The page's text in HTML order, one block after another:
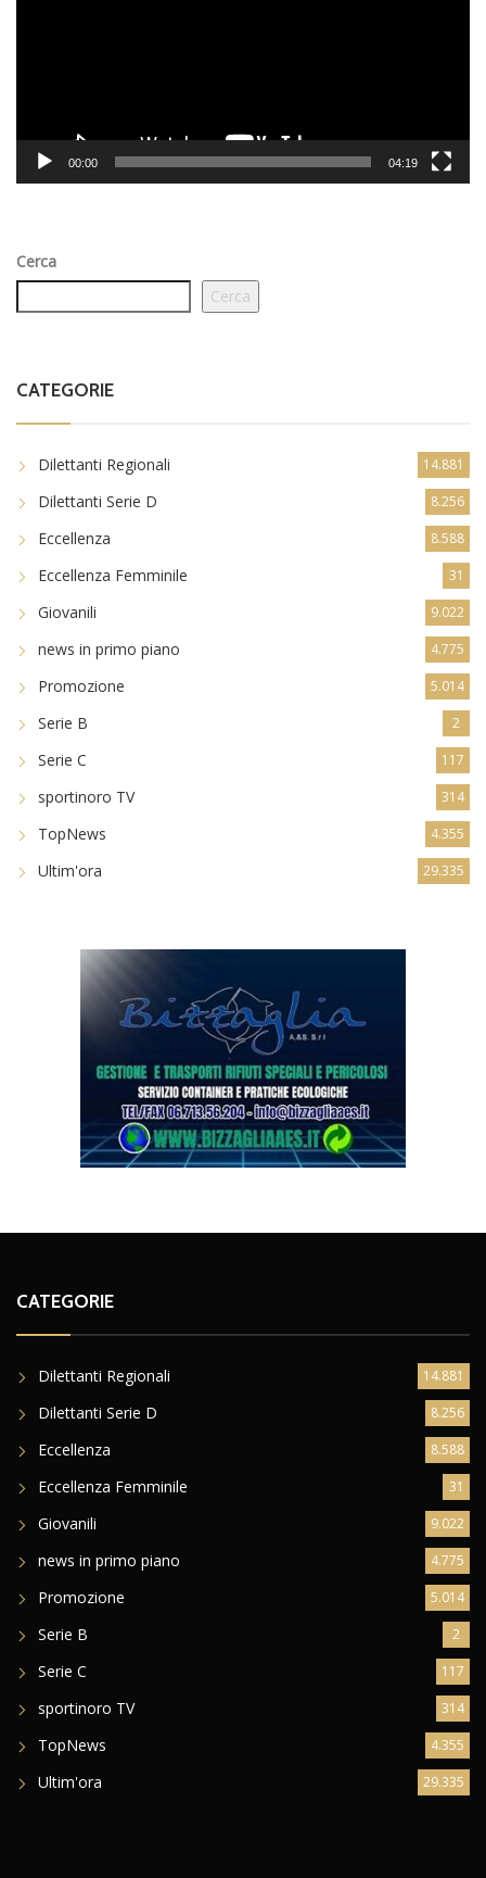
00:00 04:19
Cerca
Cerca
CATEGORIE
Dilettanti Regionali 14.881
Dilettanti Serie D 8.256
Eccellenza 8.588
Eccellenza Femminile 31
Giovanili 9.022
news in primo piano 4.775
Promozione 5.014
Serie B 2
Serie C 117
sportinoro TV 314
TopNews 4.355
Ultim'ora 29.335
CATEGORIE
Dilettanti Regionali 14.881
Dilettanti Serie D 8.256
Eccellenza 8.588
Eccellenza Femminile 31
Giovanili 9.022
news in primo piano 4.775
Promozione 5.014
Serie B 2
Serie C 117
sportinoro TV 314
TopNews 4.355
Ultim'ora 29.335